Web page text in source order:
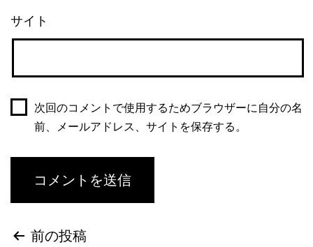
サイト
次回のコメントで使用するためブラウザーに自分の名
前、メールアドレス、サイトを保存する。
前の投稿